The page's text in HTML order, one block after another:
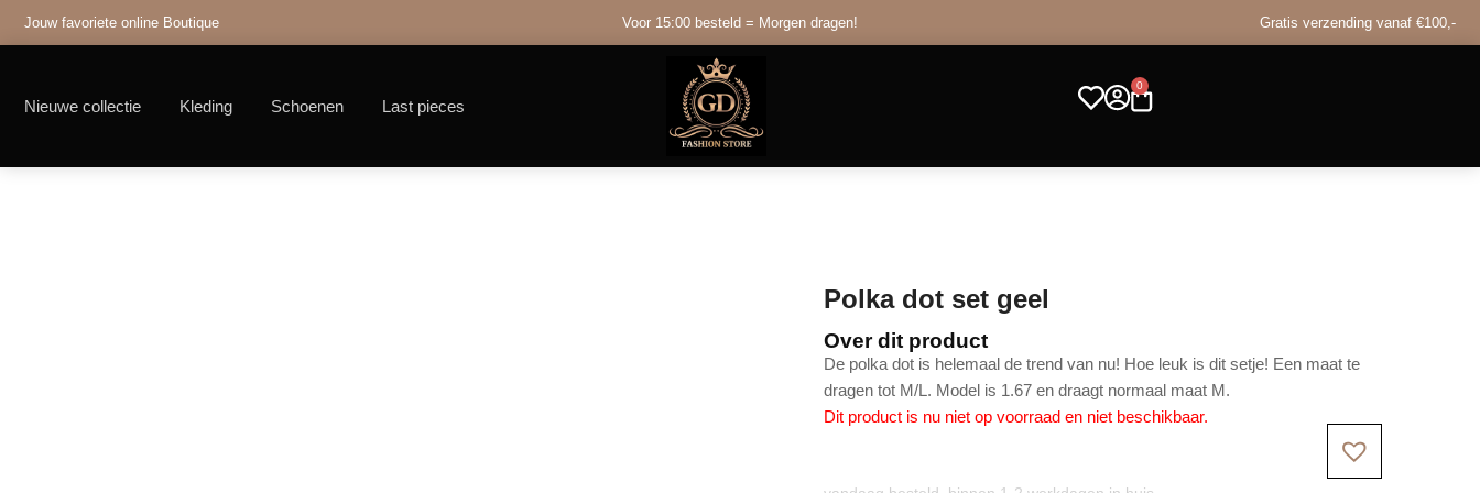
Jouw favoriete online Boutique Voor 15:00 besteld = Morgen dragen! Gratis verzending vanaf €100,-
Nieuwe collectie Kleding Schoenen Last pieces
0
Polka dot set geel
Over dit product
De polka dot is helemaal de trend van nu! Hoe leuk is dit setje! Een maat te
dragen tot M/L. Model is 1.67 en draagt normaal maat M.
Dit product is nu niet op voorraad en niet beschikbaar.